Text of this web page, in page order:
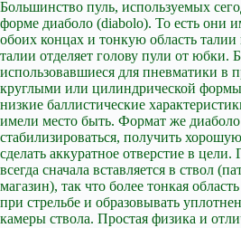
Большинство пуль, используемых
форме диаболо (diabolo). То есть они
обоих концах и тонкую область талии
талии отделяет голову пули от юбки.
использовавшиеся для пневматики в
круглыми или цилиндрической
низкие баллистические
имели место быть. Формат же диаболо
стабилизироваться, получить
сделать аккуратное отверстие в
всегда сначала вставляется в ствол
магазин), так что более тонкая
при стрельбе и образовывать
камеры ствола. Простая физика и